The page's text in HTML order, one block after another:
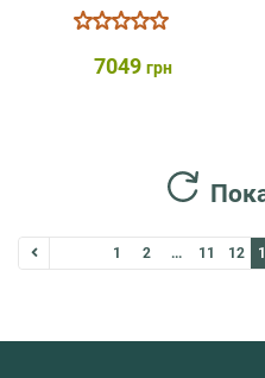
7049 грн
1 2 ... 11 12